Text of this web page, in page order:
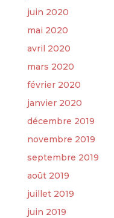
juin 2020
mai 2020
avril 2020
mars 2020
février 2020
janvier 2020
décembre 2019
novembre 2019
septembre 2019
août 2019
juillet 2019
juin 2019